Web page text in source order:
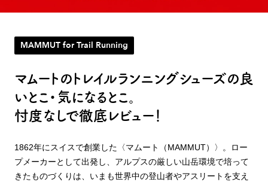
MAMMUT for Trail Running
マムートのトレイルランニングシューズの良
いとこ・気になるとこ。
忖度なしで徹底レビュー！
1862年にスイスで創業した〈マムート（MAMMUT）〉。ロー
プメーカーとして出発し、アルプスの厳しい山岳環境で培って
きたものづくりは、いまも世界中の登山者やアスリートを支え